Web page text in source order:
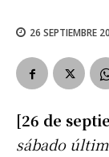
26 SEPTIEMBRE
[26 de
sábado